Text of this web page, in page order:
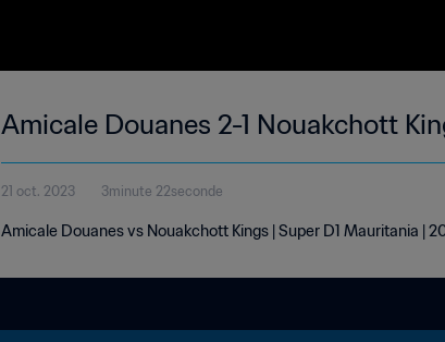
Amicale Douanes 2-1 Nouakchott
21 oct. 2023 3minute 22seconde
Amicale Douanes vs Nouakchott Kings | Super D1 Mauritania |